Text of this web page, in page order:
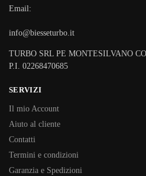
Email:
info@biesseturbo.it
TURBO SRL PE MONTESILVANO
P.I. 02268470685
SERVIZI
Il mio Account
Aiuto al cliente
Contatti
Termini e condizioni
Garanzia e Spedizioni